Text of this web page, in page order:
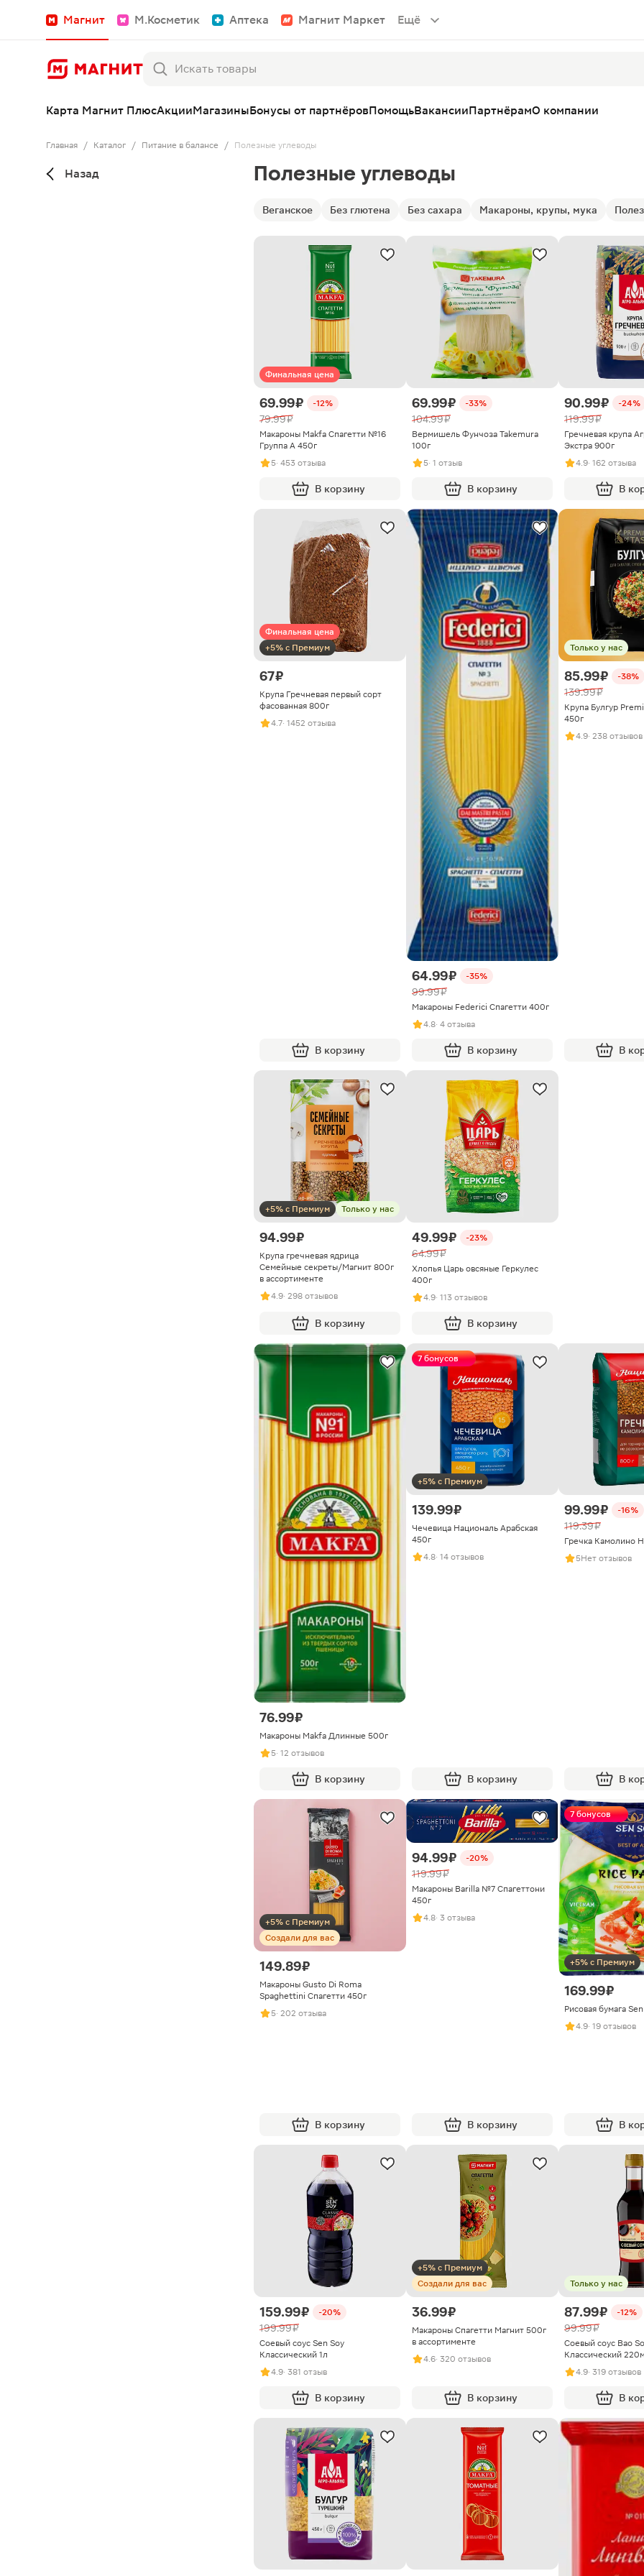
Магнит М.Косметик Аптека Магнит Маркет Ещё
Карта Магнит ПлюсАкцииМагазиныБонусы от партнёровПомощьВакансииПартнёрамО компании
Главная / Каталог / Питание в балансе / Полезные углеводы
Назад Полезные углеводы
Веганское Без глютена Без сахара Макароны, крупы, мука
Финальная цена
69.99 ₽ -12%
79.99 ₽
Макароны Makfa Спагетти №16
Группа А 450г
5· 453 отзыва
В корзину
69.99 ₽ -33%
104.99 ₽
Вермишель Фунчоза Takemura
100г
5· 1 отзыв
В корзину
90.99 ₽ -24%
119.99 ₽
Гречневая крупа
Экстра 900г
4.9· 162 отзыва
В
Финальная цена
+5% с Премиум
67 ₽
Крупа Гречневая первый сорт
фасованная 800г
4.7· 1452 отзыва
В корзину
64.99 ₽ -35%
99.99 ₽
Макароны Federici Спагетти 400г
4.8· 4 отзыва
В корзину
Только у нас
85.99 ₽ -38%
139.99 ₽
Крупа Булгур
450г
4.9· 238 отзывов
В
+5% с Премиум Только у нас
94.99 ₽
Крупа гречневая ядрица
Семейные секреты/Магнит 800г
в ассортименте
4.9· 298 отзывов
В корзину
49.99 ₽ -23%
64.99 ₽
Хлопья Царь овсяные Геркулес
400г
4.9· 113 отзывов
В корзину
76.99 ₽
Макароны Makfa Длинные 500г
5· 12 отзывов
В корзину
7 бонусов
+5% с Премиум
139.99 ₽
Чечевица Националь Арабская
450г
4.8· 14 отзывов
В корзину
99.99 ₽ -16%
119.39 ₽
Гречка Камолино
5Нет отзывов
В
+5% с Премиум
Создали для вас
149.89 ₽
Макароны Gusto Di Roma
Spaghettini Спагетти 450г
5· 202 отзыва
В корзину
94.99 ₽ -20%
119.99 ₽
Макароны Barilla №7 Спагеттони
450г
4.8· 3 отзыва
В корзину
7 бонусов
+5% с Премиум
169.99 ₽
Рисовая бумага
4.9· 19 отзывов
В
159.99 ₽ -20%
199.99 ₽
Соевый соус Sen Soy
Классический 1л
4.9· 381 отзыв
В корзину
+5% с Премиум
Создали для вас
36.99 ₽
Макароны Спагетти Магнит 500г
в ассортименте
4.6· 320 отзывов
В корзину
Только у нас
87.99 ₽ -12%
99.99 ₽
Соевый соус Bao
Классический
4.9· 319 отзывов
В